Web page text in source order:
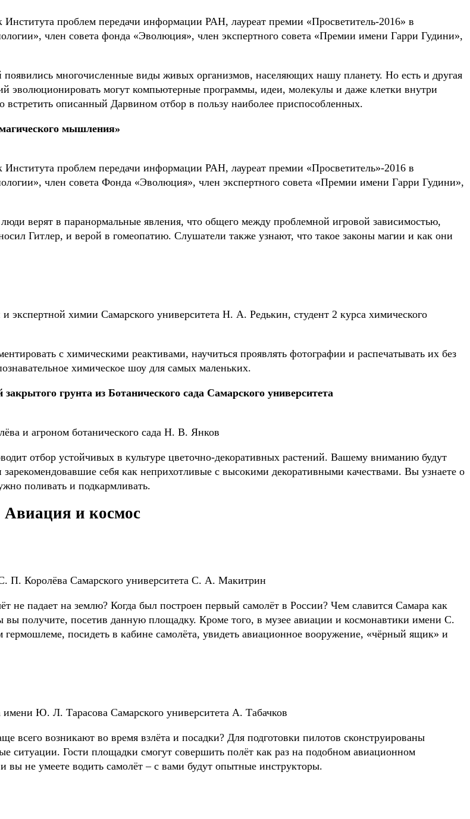
проблем передачи информации РАН, лауреат премии «Просветитель-2016» в
член совета фонда «Эволюция», член экспертного совета «Премии имени Гарри Гудини»,
многочисленные виды живых организмов, населяющих нашу планету. Но есть и другая
эволюционировать могут компьютерные программы, идеи, молекулы и даже клетки внутри
описанный Дарвином отбор в пользу наиболее приспособленных.
мышления»
проблем передачи информации РАН, лауреат премии «Просветитель»-2016 в
член совета Фонда «Эволюция», член экспертного совета «Премии имени Гарри Гудини»,
верят в паранормальные явления, что общего между проблемной игровой зависимостью,
Гитлер, и верой в гомеопатию. Слушатели также узнают, что такое законы магии и как они
экспертной химии Самарского университета Н. А. Редькин, студент 2 курса химического
с химическими реактивами, научиться проявлять фотографии и распечатывать их без
химическое шоу для самых маленьких.
грунта из Ботанического сада Самарского университета
и агроном ботанического сада Н. В. Янков
отбор устойчивых в культуре цветочно-декоративных растений. Вашему вниманию будут
себя как неприхотливые с высокими декоративными качествами. Вы узнаете о
поливать и подкармливать.
Авиация и космос
П. Королёва Самарского университета С. А. Макитрин
падает на землю? Когда был построен первый самолёт в России? Чем славится Самара как
получите, посетив данную площадку. Кроме того, в музее авиации и космонавтики имени С.
посидеть в кабине самолёта, увидеть авиационное вооружение, «чёрный ящик» и
имени Ю. Л. Тарасова Самарского университета А. Табачков
всего возникают во время взлёта и посадки? Для подготовки пилотов сконструированы
ситуации. Гости площадки смогут совершить полёт как раз на подобном авиационном
вы не умеете водить самолёт – с вами будут опытные инструкторы.